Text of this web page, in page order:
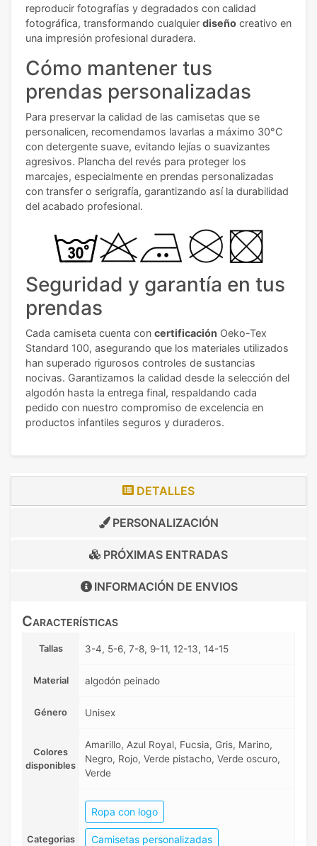
reproducir fotografías y degradados con calidad
fotográfica, transformando cualquier diseño creativo en
una impresión profesional duradera.
Cómo mantener tus
prendas personalizadas
Para preservar la calidad de las camisetas que se
personalicen, recomendamos lavarlas a máximo 30°C
con detergente suave, evitando lejías o suavizantes
agresivos. Plancha del revés para proteger los
marcajes, especialmente en prendas personalizadas
con transfer o serigrafía, garantizando así la durabilidad
del acabado profesional.
Seguridad y garantía en tus
prendas
Cada camiseta cuenta con certificación Oeko-Tex
Standard 100, asegurando que los materiales utilizados
han superado rigurosos controles de sustancias
nocivas. Garantizamos la calidad desde la selección del
algodón hasta la entrega final, respaldando cada
pedido con nuestro compromiso de excelencia en
productos infantiles seguros y duraderos.
DETALLES
PERSONALIZACIÓN
PRÓXIMAS ENTRADAS
INFORMACIÓN DE ENVIOS
Características
Tallas 3-4, 5-6, 7-8, 9-11, 12-13, 14-15
Material algodón peinado
Género Unisex
Colores
disponibles
Amarillo, Azul Royal, Fucsia, Gris, Marino,
Negro, Rojo, Verde pistacho, Verde oscuro,
Verde
Categorias
Ropa con logo
Camisetas personalizadas